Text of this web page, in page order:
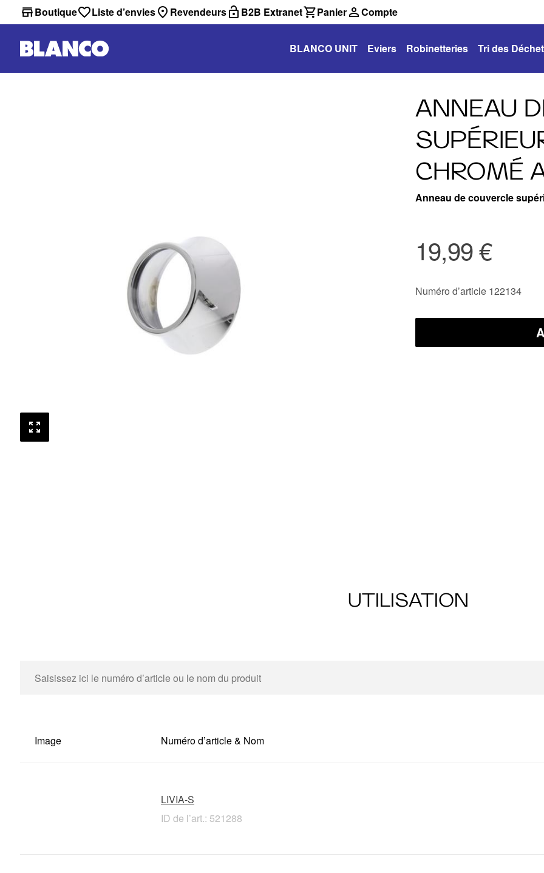
Boutique Liste d’envies Revendeurs B2B Extranet Panier Compte
BLANCO UNIT Eviers Robinetteries Tri des
ANNEAU
CHROMÉ
Anneau de couvercle
19,99 €
Numéro d’article 122134
UTILISATION
Image Numéro d’article & Nom
LIVIA-S
ID de l’art.: 521288